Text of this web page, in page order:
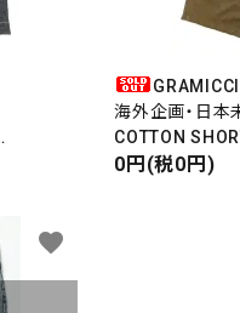
GRAMICCI
海外企画・日本
COTTON
G SHORTS
0円(税0円)
favorite